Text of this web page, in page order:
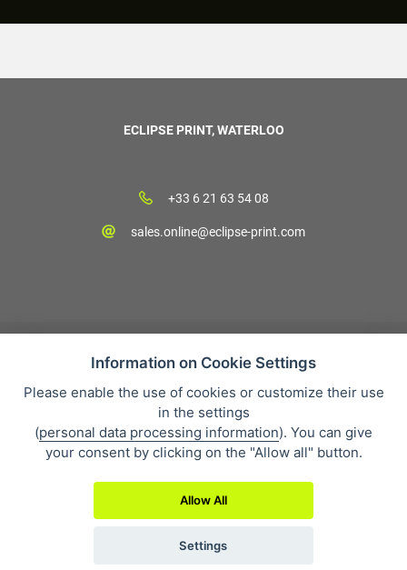
ECLIPSE PRINT, WATERLOO
+33 6 21 63 54 08
sales.online@eclipse-print.com
CGV
Protection des données personnelles
Qui sommes-nous?
Whistleblowing
Information on Cookie Settings
Please enable the use of cookies or customize their use
in the settings
(personal data processing information). You can give
your consent by clicking on the "Allow all" button.
Allow All
Settings